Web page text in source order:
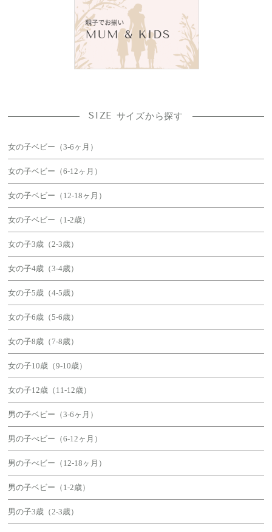
SIZE サイズから探す
女の子ベビー（3-6ヶ月）
女の子ベビー（6-12ヶ月）
女の子ベビー（12-18ヶ月）
女の子ベビー（1-2歳）
女の子3歳（2-3歳）
女の子4歳（3-4歳）
女の子5歳（4-5歳）
女の子6歳（5-6歳）
女の子8歳（7-8歳）
女の子10歳（9-10歳）
女の子12歳（11-12歳）
男の子ベビー（3-6ヶ月）
男の子べビー（6-12ヶ月）
男の子べビー（12-18ヶ月）
男の子ベビー（1-2歳）
男の子3歳（2-3歳）